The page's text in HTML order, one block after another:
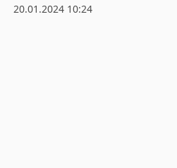
20.01.2024 10:24